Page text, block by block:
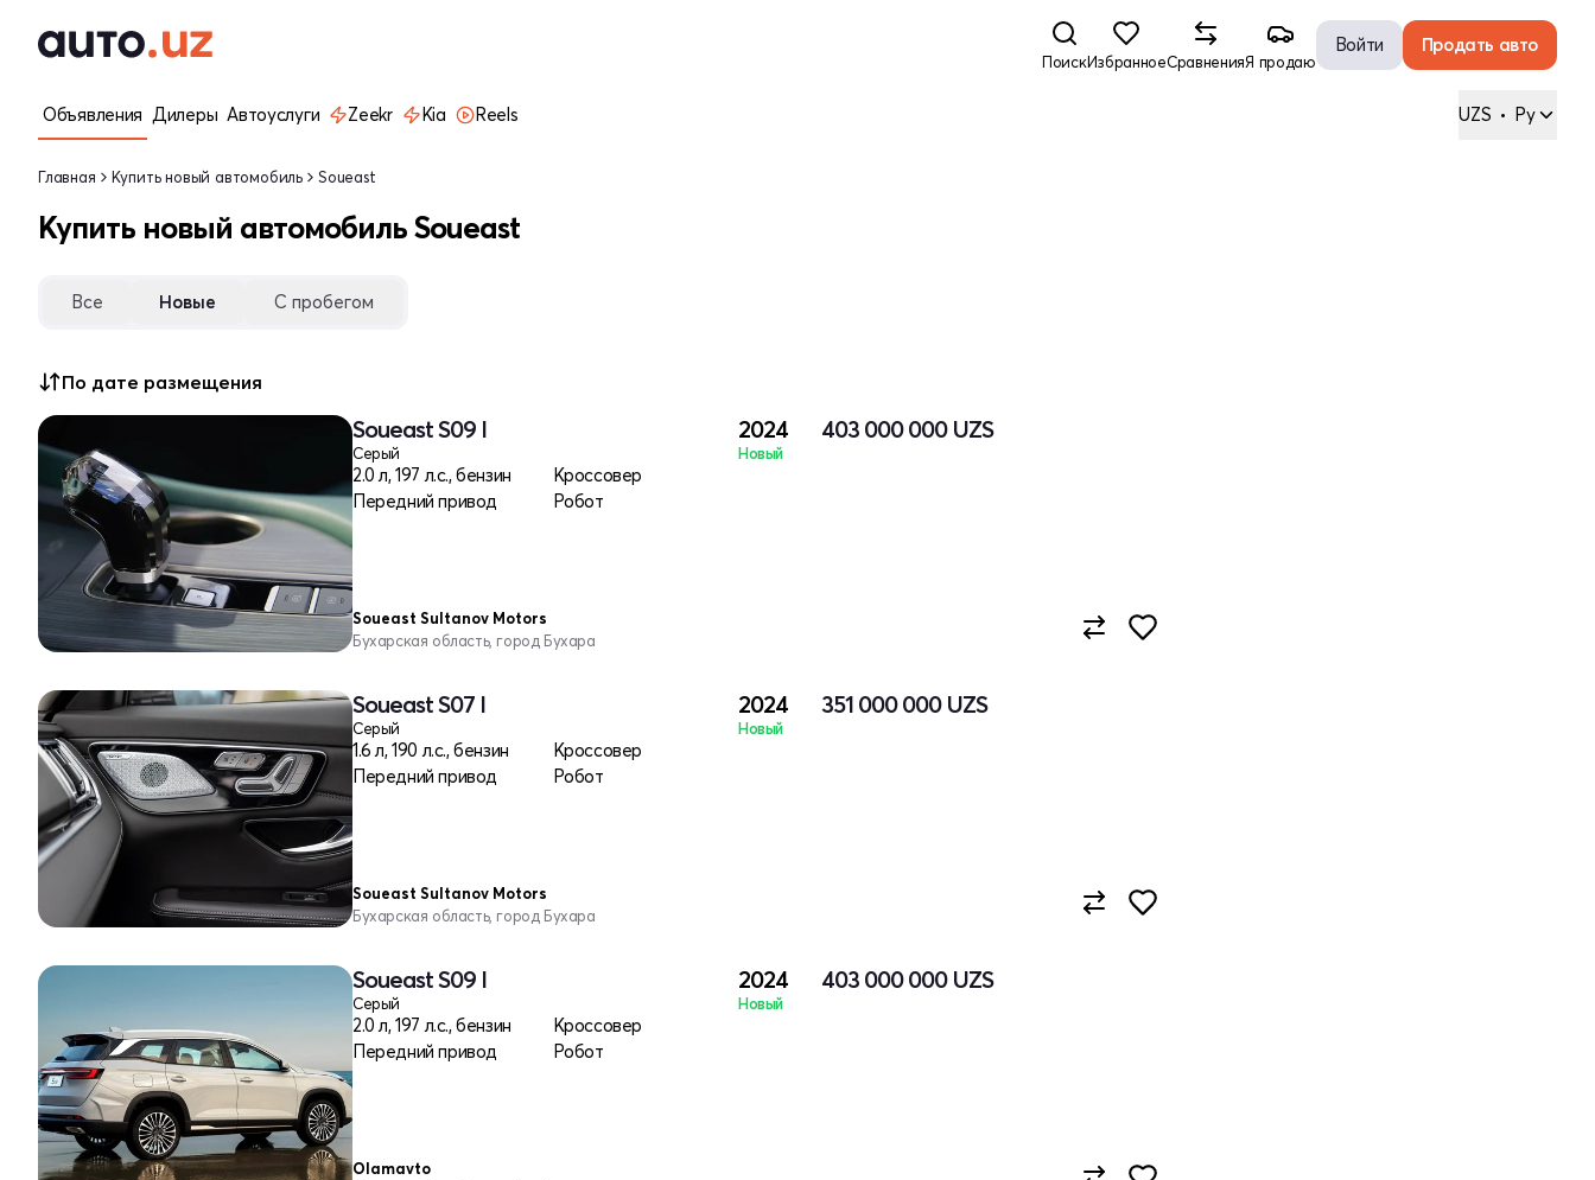
ПоискИзбранноеСравненияЯ продаю
Войти Продать авто
Объявления Дилеры Автоуслуги Zeekr Kia Reels UZS • Ру
Главная Купить новый автомобиль Soueast
Купить новый автомобиль Soueast
Все Новые С пробегом
По дате размещения
Soueast S09 I
Серый
2.0 л, 197 л.с., бензин
Кроссовер
Передний привод
Робот
2024
Новый
403 000 000 UZS
Soueast Sultanov Motors
Бухарская область, город Бухара
Soueast S07 I
Серый
1.6 л, 190 л.с., бензин
Кроссовер
Передний привод
Робот
2024
Новый
351 000 000 UZS
Soueast Sultanov Motors
Бухарская область, город Бухара
Soueast S09 I
Серый
2.0 л, 197 л.с., бензин
Кроссовер
Передний привод
Робот
2024
Новый
403 000 000 UZS
Olamavto